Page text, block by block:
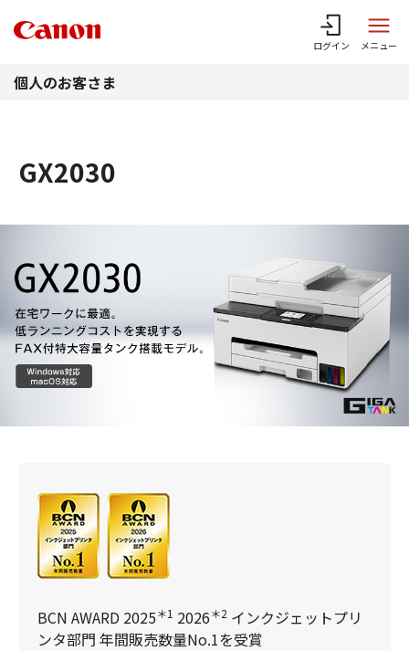
ログイン メニュー
個人のお客さま
GX2030
BCN AWARD 2025＊1 2026＊2 インクジェットプリ
ンタ部門 年間販売数量No.1を受賞